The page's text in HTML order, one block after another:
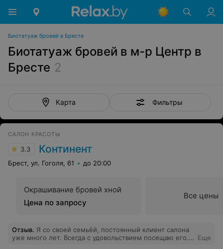
Биотатуаж бровей в Бресте
Биотатуаж бровей в м-р Центр в
Бресте 2
Карта Фильтры
САЛОН КРАСОТЫ
3.3 Континент
Брест, ул. Гоголя, 61 до 20:00
Окрашивание бровей хной
Цена по запросу
Все цены
Отзыв. Я со своей семьёй, постоянный клиент салона
уже много лет. Всегда с удовольствием посещаю его.
Еще